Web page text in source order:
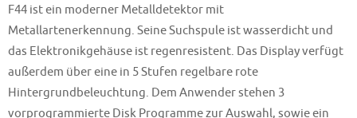
F44 ist ein moderner Metalldetektor mit
Metallartenerkennung. Seine Suchspule ist wasserdicht und
das Elektronikgehäuse ist regenresistent. Das Display verfügt
außerdem über eine in 5 Stufen regelbare rote
Hintergrundbeleuchtung. Dem Anwender stehen 3
vorprogrammierte Disk Programme zur Auswahl, sowie ein